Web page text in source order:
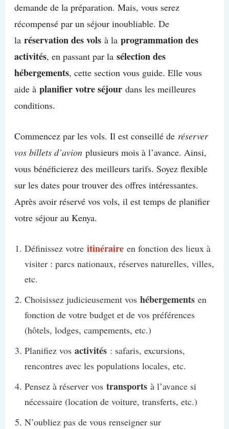
demande de la préparation. Mais, vous serez
récompensé par un séjour inoubliable. De
la réservation des volsà la programmation des
activités, en passant par la sélection des
hébergements, cette section vous guide. Elle vous
aide à planifier votre séjourdans les meilleures
conditions.
Commencez par les vols. Il est conseillé de réserver
vos billets d’avionplusieurs mois à l’avance. Ainsi,
vous bénéficierez des meilleurs tarifs. Soyez flexible
sur les dates pour trouver des offres intéressantes.
Après avoir réservé vos vols, il est temps de planifier
votre séjour au Kenya.
Définissez votre itinéraireen fonction des lieux à
visiter : parcs nationaux, réserves naturelles, villes,
etc.
Choisissez judicieusement vos hébergementsen
fonction de votre budget et de vos préférences
(hôtels, lodges, campements, etc.)
Planifiez vos activités: safaris, excursions,
rencontres avec les populations locales, etc.
Pensez à réserver vos transportsà l’avance si
nécessaire (location de voiture, transferts, etc.)
N’oubliez pas de vous renseigner sur